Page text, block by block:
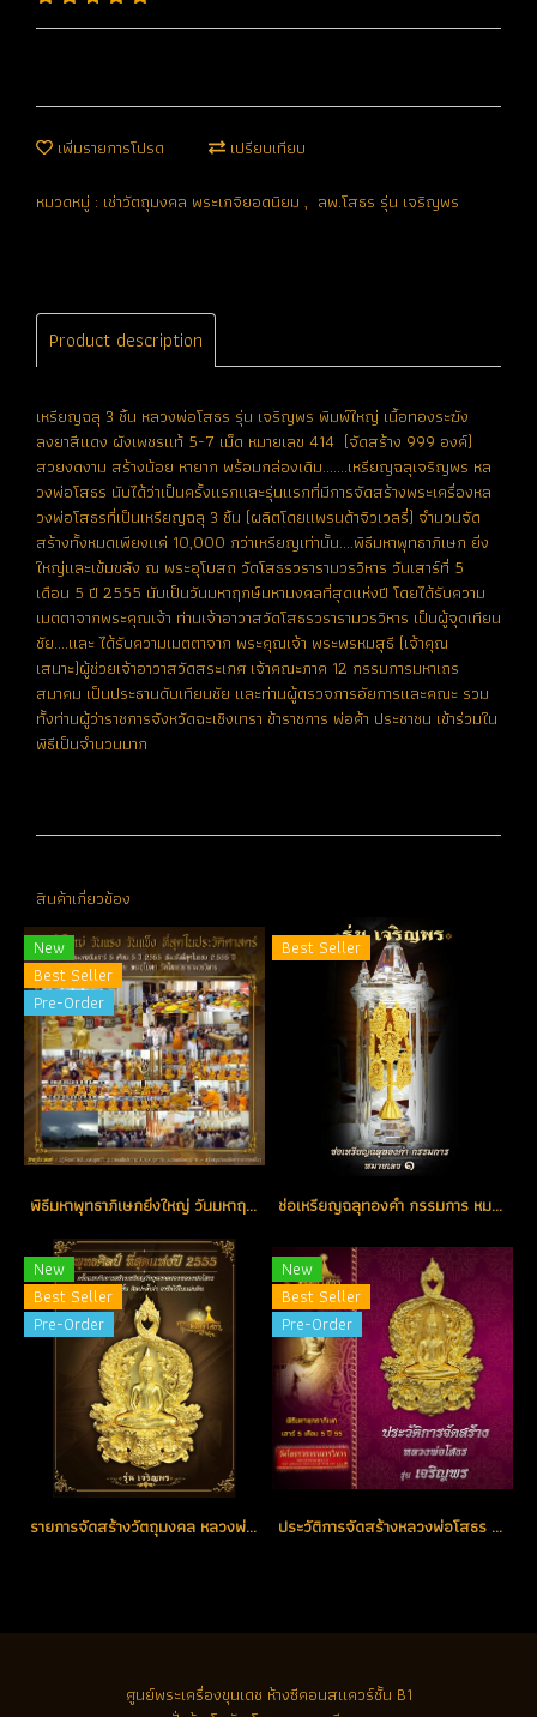
เพิ่มรายการโปรด เปรียบเทียบ
หมวดหมู่ : เช่าวัตถุมงคล พระเกจิยอดนิยม , ลพ.โสธร รุ่น เจริญพร
Product description
เหรียญฉลุ 3 ชิ้น หลวงพ่อโสธร รุ่น เจริญพร พิมพ์ใหญ่ เนื้อทองระฆัง
ลงยาสีแดง ผังเพชรแท้ 5-7 เม็ด หมายเลข 414 (จัดสร้าง 999 องค์)
สวยงดงาม สร้างน้อย หายาก พร้อมกล่องเดิม.......เหรียญฉลุเจริญพร หล
วงพ่อโสธร นับได้ว่าเป็นครั้งแรกและรุ่นแรกที่มีการจัดสร้างพระเครื่องหล
วงพ่อโสธรที่เป็นเหรียญฉลุ 3 ชิ้น (ผลิตโดยแพรนด้าจิวเวลรี่) จำนวนจัด
สร้างทั้งหมดเพียงแค่ 10,000 กว่าเหรียญเท่านั้น....พิธีมหาพุทธาภิเษก ยิ่ง
ใหญ่และเข้มขลัง ณ พระอุโบสถ วัดโสธรวรารามวรวิหาร วันเสาร์ที่ 5
เดือน 5 ปี 2555 นับเป็นวันมหาฤกษ์มหามงคลที่สุดแห่งปี โดยได้รับความ
เมตตาจากพระคุณเจ้า ท่านเจ้าอาวาสวัดโสธรวรารามวรวิหาร เป็นผู้จุดเทียน
ชัย....และ ได้รับความเมตตาจาก พระคุณเจ้า พระพรหมสุธี (เจ้าคุณ
เสนาะ)ผู้ช่วยเจ้าอาวาสวัดสระเกศ เจ้าคณะภาค 12 กรรมการมหาเถร
สมาคม เป็นประธานดับเทียนชัย และท่านผู้ตรวจการอัยการและคณะ รวม
ทั้งท่านผู้ว่าราชการจังหวัดฉะเชิงเทรา ข้าราชการ พ่อค้า ประชาชน เข้าร่วมใน
พิธีเป็นจำนวนมาก
สินค้าเกี่ยวข้อง
New
Best Seller
Pre-Order
พิธีมหาพุทธาภิเษกยิ่งใหญ่ วันมหาฤกษ์ มหามงคล แห่งปี วันเสาร์ที่ 5 เดือน 5 ปี 2555 ณ พระอุโบสถ วัดโสธรวรารามวรวิหาร
Best Seller
ช่อเหรียญฉลุทองคำ กรรมการ หมายเลขช่อ No. 1 ตอกโค้ด (ขายแล้ว)
New
Best Seller
Pre-Order
รายการจัดสร้างวัตถุมงคล หลวงพ่อโสธร รุ่น เจริญพร
New
Best Seller
Pre-Order
ประวัติการจัดสร้างหลวงพ่อโสธร รุ่น เจริญพร ปี 2555
ศูนย์พระเครื่องขุนเดช ห้างซีคอนสแควร์ชั้น B1